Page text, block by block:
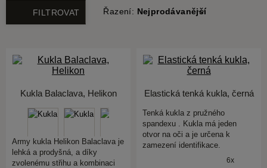
FILTROVAT Řazení: Nejprodávanější
Kukla Balaclava, Helikon
Army kukla Helikon Balaclava je
lehká a prodyšná, a díky
zvolenému střihu a kombinaci
Elastická tenká kukla, černá
Tenká kukla z pružného
spandexu . Kukla má jeden
otvor na oči a je určena k
zamezení identifikace.
6x